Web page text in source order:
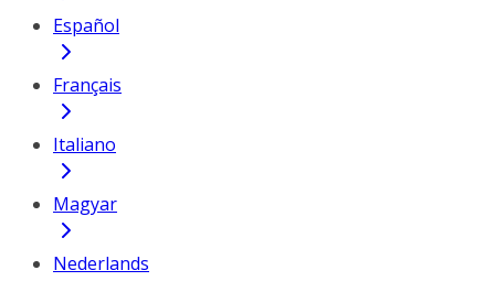
Español
Français
Italiano
Magyar
Nederlands